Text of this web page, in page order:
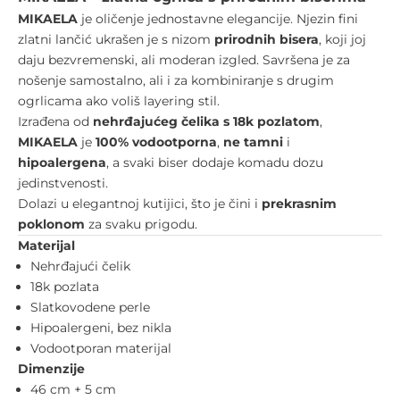
MIKAELA je oličenje jednostavne elegancije. Njezin fini
zlatni lančić ukrašen je s nizom prirodnih bisera, koji joj
daju bezvremenski, ali moderan izgled. Savršena je za
nošenje samostalno, ali i za kombiniranje s drugim
ogrlicama ako voliš layering stil.
Izrađena od nehrđajućeg čelika s 18k pozlatom,
MIKAELA je 100% vodootporna, ne tamni i
hipoalergena, a svaki biser dodaje komadu dozu
jedinstvenosti.
Dolazi u elegantnoj kutijici, što je čini i prekrasnim
poklonom za svaku prigodu.
Materijal
Nehrđajući čelik
18k pozlata
Slatkovodene perle
Hipoalergeni, bez nikla
Vodootporan materijal
Dimenzije
46 cm + 5 cm